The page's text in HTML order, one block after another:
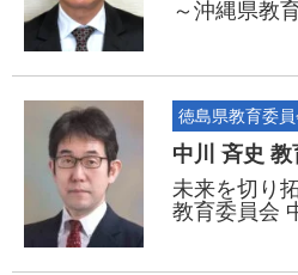
～沖縄県教
徳島県教育委員
中川 斉史 教
未来を切り
教育委員会